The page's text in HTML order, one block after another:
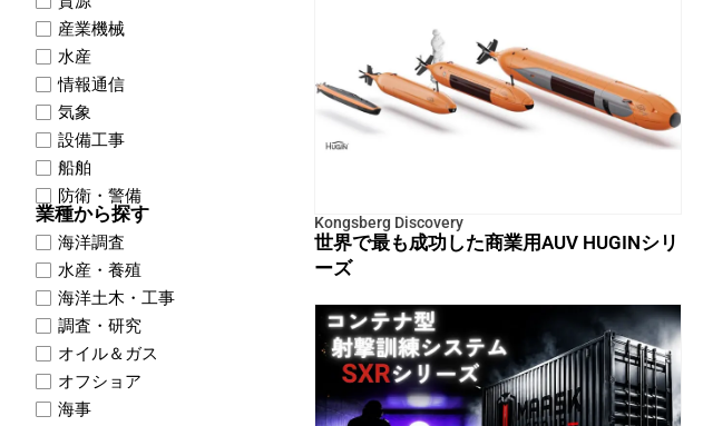
産業機械
水産
情報通信
気象
設備工事
船舶
防衛・警備
業種から探す
海洋調査
水産・養殖
海洋土木・工事
調査・研究
オイル＆ガス
オフショア
海事
Kongsberg Discovery
世界で最も成功した商業用AUV HUGINシリ
ーズ